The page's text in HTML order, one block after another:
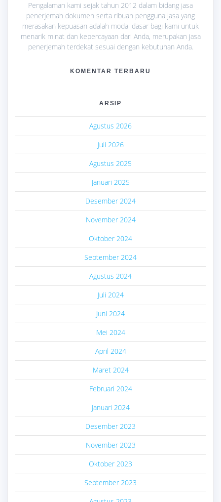
Pengalaman kami sejak tahun 2012 dalam bidang jasa
penerjemah dokumen serta ribuan pengguna jasa yang
merasakan kepuasan adalah modal dasar bagi kami untuk
menarik minat dan kepercayaan dari Anda, merupakan jasa
penerjemah terdekat sesuai dengan kebutuhan Anda.
KOMENTAR TERBARU
ARSIP
Agustus 2026
Juli 2026
Agustus 2025
Januari 2025
Desember 2024
November 2024
Oktober 2024
September 2024
Agustus 2024
Juli 2024
Juni 2024
Mei 2024
April 2024
Maret 2024
Februari 2024
Januari 2024
Desember 2023
November 2023
Oktober 2023
September 2023